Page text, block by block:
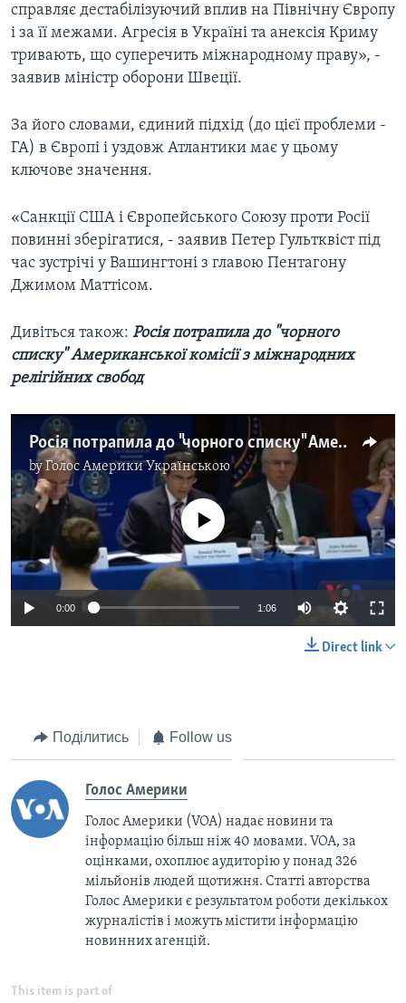
справляє дестабілізуючий вплив на Північну Європу
і за її межами. Агресія в Україні та анексія Криму
тривають, що суперечить міжнародному праву», -
заявив міністр оборони Швеції.
За його словами, єдиний підхід (до цієї проблеми -
ГА) в Європі і уздовж Атлантики має у цьому
ключове значення.
«Санкції США і Європейського Союзу проти Росії
повинні зберігатися, - заявив Петер Гультквіст під
час зустрічі у Вашингтоні з главою Пентагону
Джимом Маттісом.
Дивіться також: Росія потрапила до "чорного
списку" Американської комісії з міжнародних
релігійних свобод
Росія потрапила до "чорного списку" Американської комісії з міжнародних релігійних свобод. Відео
byГолос Америки Українською
No media source currently available
0:00 1:06
Direct link
Поділитись Follow us
Голос Америки
Голос Америки (VOA) надає новини та
інформацію більш ніж 40 мовами. VOA, за
оцінками, охоплює аудиторію у понад 326
мільйонів людей щотижня. Статті авторства
Голос Америки є результатом роботи декількох
журналістів і можуть містити інформацію
новинних агенцій.
This item is part of